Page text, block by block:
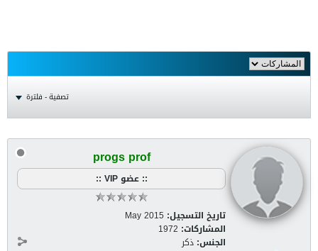
تصفية - فلترة
progs prof
:: عضو VIP ::
تاريخ التسجيل: May 2015
المشاركات: 1972
الجنس: ذكر